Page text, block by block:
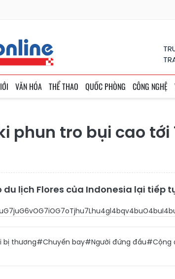
VĂN HÓA THỂ THAO QUỐC PHÒNG CÔNG NGHỆ
phun tro bụi cao tới
du lịch Flores của Indonesia lại
bị thương#Chuyến bay#Người đứng đầu#Cộng